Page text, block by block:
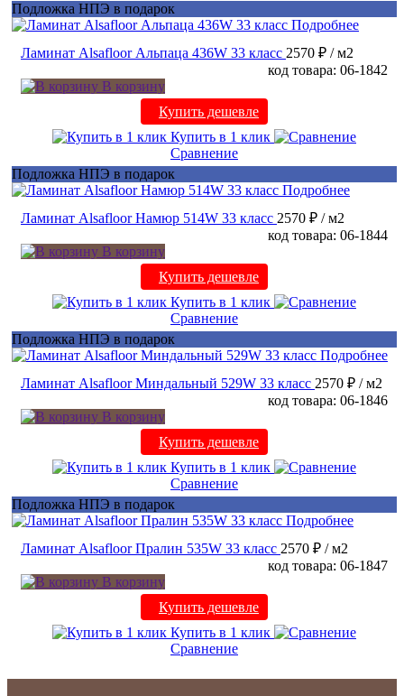
Подложка НПЭ в подарок
Подробнее
Ламинат Alsafloor Альпаца 436W 33 класс 2570 ₽ / м2
код товара: 06-1842
В корзину
Купить дешевле
Купить в 1 клик
Сравнение
Подложка НПЭ в подарок
Подробнее
Ламинат Alsafloor Намюр 514W 33 класс 2570 ₽ / м2
код товара: 06-1844
В корзину
Купить дешевле
Купить в 1 клик
Сравнение
Подложка НПЭ в подарок
Подробнее
Ламинат Alsafloor Миндальный 529W 33 класс 2570 ₽ / м2
код товара: 06-1846
В корзину
Купить дешевле
Купить в 1 клик
Сравнение
Подложка НПЭ в подарок
Подробнее
Ламинат Alsafloor Пралин 535W 33 класс 2570 ₽ / м2
код товара: 06-1847
В корзину
Купить дешевле
Купить в 1 клик
Сравнение